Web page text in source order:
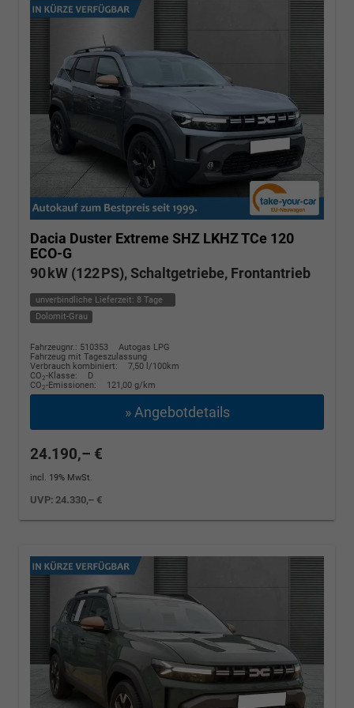
Dacia Duster Extreme SHZ LKHZ TCe 120
ECO-G
90 kW (122 PS), Schaltgetriebe, Frontantrieb
unverbindliche Lieferzeit: 8 Tage
Dolomit-Grau
Fahrzeugnr.: 510353
Autogas LPG
Fahrzeug mit Tageszulassung
Verbrauch kombiniert:
7,50 l/100km
CO2-Klasse:
D
CO2-Emissionen: 121,00 g/km
» Angebotdetails
24.190,– €
incl. 19% MwSt.
UVP:24.330,– €